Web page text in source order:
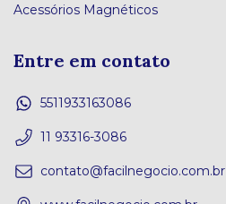
Acessórios Magnéticos
Entre em contato
5511933163086
11 93316-3086
contato@facilnegocio.com.br